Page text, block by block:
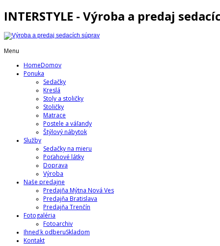
INTERSTYLE - Výroba a predaj
Menu
HomeDomov
Ponuka
Sedačky
Kreslá
Stoly a stoličky
Stoličky
Matrace
Postele a váľandy
Štýlový nábytok
Služby
Sedačky na mieru
Poťahové látky
Doprava
Výroba
Naše predajne
Predajňa Mýtna Nová Ves
Predajňa Bratislava
Predajňa Trenčín
Fotogaléria
Fotoarchiv
Ihneď k odberuSkladom
Kontakt